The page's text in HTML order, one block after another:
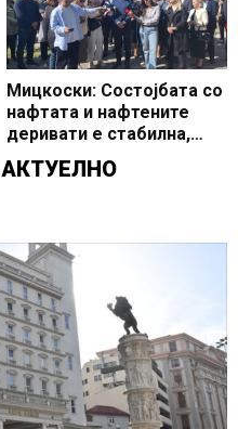
Мицкоски: Состојбата со
нафтата и нафтените
деривати е стабилна,
Македонија со најевтини
горива во регионот
АКТУЕЛНО